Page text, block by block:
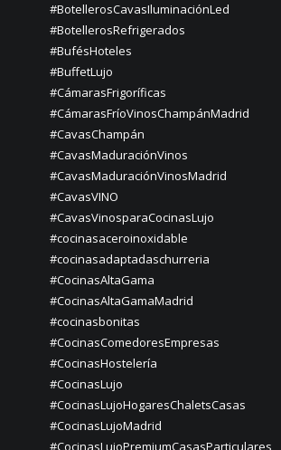
#BotellerosCavasIluminaciónLed
#BotellerosRefrigerados
#BufésHoteles
#BuffetLujo
#CámarasFrigoríficas
#CámarasFríoVinosChampánMadrid
#CavasChampán
#CavasMaduraciónVinos
#CavasMaduraciónVinosMadrid
#CavasVINO
#CavasVinosparaCocinasLujo
#cocinasaceroinoxidable
#cocinasadaptadaschurreria
#CocinasAltaGama
#CocinasAltaGamaMadrid
#cocinasbonitas
#CocinasComedoresEmpresas
#CocinasHostelería
#CocinasLujo
#CocinasLujoHogaresChaletsCasas
#CocinasLujoMadrid
#CocinasLujoPremiumCasasParticulares